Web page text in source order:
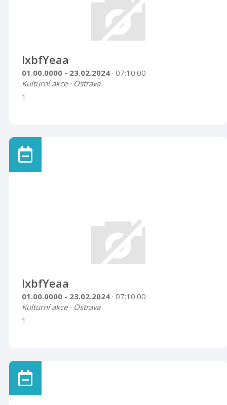
lxbfYeaa
01.00.0000 - 23.02.2024 · 07:10:00
Kulturní akce · Ostrava
1
lxbfYeaa
01.00.0000 - 23.02.2024 · 07:10:00
Kulturní akce · Ostrava
1